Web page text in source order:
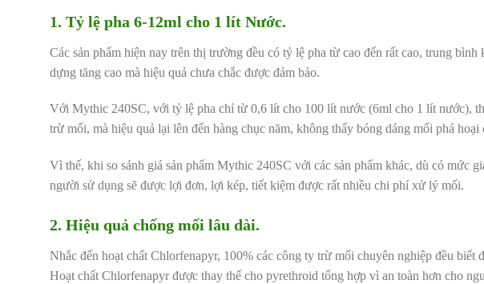
1. Tỷ lệ pha 6-12ml cho 1 lít Nước.
Các sản phẩm hiện nay trên thị trường đều có tỷ lệ pha từ cao đến rất cao, trung
dựng tăng cao mà hiệu quả chưa chắc được đảm bảo.
Với Mythic 240SC, với tỷ lệ pha chỉ từ 0,6 lít cho 100 lít nước (6ml cho 1 lít nước),
trừ mối, mà hiệu quả lại lên đến hàng chục năm, không thấy bóng dáng mối phá
Vì thế, khi so sánh giá sản phẩm Mythic 240SC với các sản phẩm khác, dù có mức
người sử dụng sẽ được lợi đơn, lợi kép, tiết kiệm được rất nhiều chi phí xử lý mối.
2. Hiệu quả chống mối lâu dài.
Nhắc đến hoạt chất Chlorfenapyr, 100% các công ty trừ mối chuyên nghiệp đều
Hoạt chất Chlorfenapyr được thay thế cho pyrethroid tổng hợp vì an toàn hơn cho